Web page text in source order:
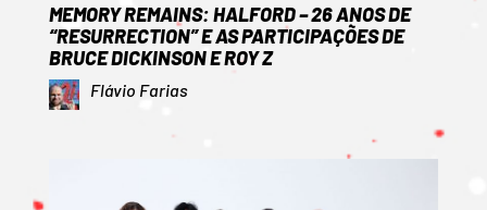
MEMORY REMAINS: HALFORD – 26 ANOS DE
“RESURRECTION” E AS PARTICIPAÇÕES DE
BRUCE DICKINSON E ROY Z
Flávio Farias